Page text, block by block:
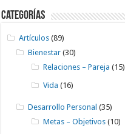
Categorías
Artículos (89)
Bienestar (30)
Relaciones – Pareja (15)
Vida (16)
Desarrollo Personal (35)
Metas – Objetivos (10)